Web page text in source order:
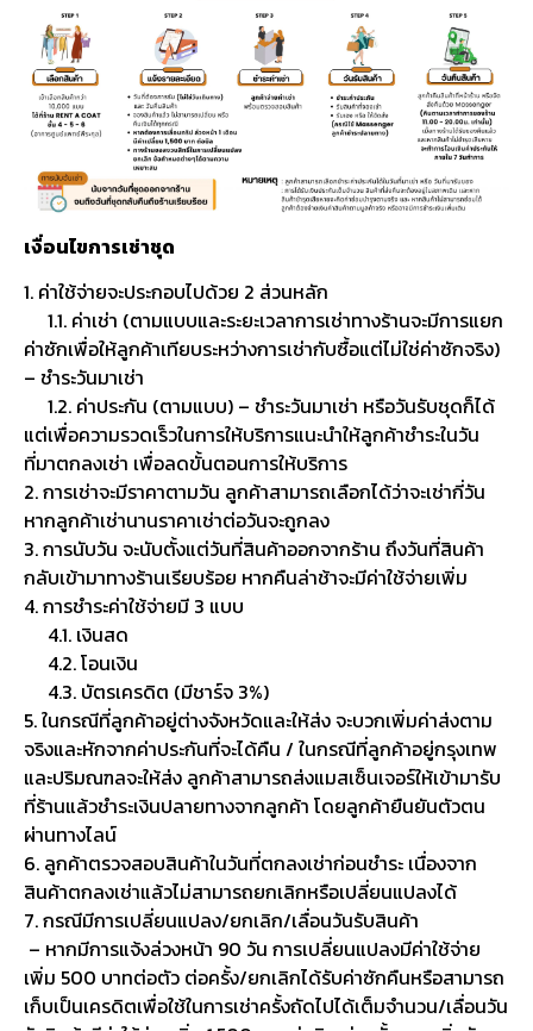
เงื่อนไขการเช่าชุด
1. ค่าใช้จ่ายจะประกอบไปด้วย 2 ส่วนหลัก
1.1. ค่าเช่า (ตามแบบและระยะเวลาการเช่าทางร้านจะมีการแยก
ค่าซักเพื่อให้ลูกค้าเทียบระหว่างการเช่ากับซื้อแต่ไม่ใช่ค่าซักจริง)
– ชำระวันมาเช่า
1.2. ค่าประกัน (ตามแบบ) – ชำระวันมาเช่า หรือวันรับชุดก็ได้
แต่เพื่อความรวดเร็วในการให้บริการแนะนำให้ลูกค้าชำระในวัน
ที่มาตกลงเช่า เพื่อลดขั้นตอนการให้บริการ
2. การเช่าจะมีราคาตามวัน ลูกค้าสามารถเลือกได้ว่าจะเช่ากี่วัน
หากลูกค้าเช่านานราคาเช่าต่อวันจะถูกลง
3. การนับวัน จะนับตั้งแต่วันที่สินค้าออกจากร้าน ถึงวันที่สินค้า
กลับเข้ามาทางร้านเรียบร้อย หากคืนล่าช้าจะมีค่าใช้จ่ายเพิ่ม
4. การชำระค่าใช้จ่ายมี 3 แบบ
4.1. เงินสด
4.2. โอนเงิน
4.3. บัตรเครดิต (มีชาร์จ 3%)
5. ในกรณีที่ลูกค้าอยู่ต่างจังหวัดและให้ส่ง จะบวกเพิ่มค่าส่งตาม
จริงและหักจากค่าประกันที่จะได้คืน / ในกรณีที่ลูกค้าอยู่กรุงเทพ
และปริมณฑลจะให้ส่ง ลูกค้าสามารถส่งแมสเซ็นเจอร์ให้เข้ามารับ
ที่ร้านแล้วชำระเงินปลายทางจากลูกค้า โดยลูกค้ายืนยันตัวตน
ผ่านทางไลน์
6. ลูกค้าตรวจสอบสินค้าในวันที่ตกลงเช่าก่อนชำระ เนื่องจาก
สินค้าตกลงเช่าแล้วไม่สามารถยกเลิกหรือเปลี่ยนแปลงได้
7. กรณีมีการเปลี่ยนแปลง/ยกเลิก/เลื่อนวันรับสินค้า
– หากมีการแจ้งล่วงหน้า 90 วัน การเปลี่ยนแปลงมีค่าใช้จ่าย
เพิ่ม 500 บาทต่อตัว ต่อครั้ง/ยกเลิกได้รับค่าซักคืนหรือสามารถ
เก็บเป็นเครดิตเพื่อใช้ในการเช่าครั้งถัดไปได้เต็มจำนวน/เลื่อนวัน